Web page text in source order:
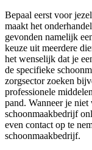
Bepaal eerst voor
maakt het
gevonden namelijk
keuze uit meerdere
het wenselijk dat je
de specifieke
zorgsector zoeken
professionele
pand. Wanneer je
schoonmaakbedrijf
even contact op te
schoonmaakbedrijf.